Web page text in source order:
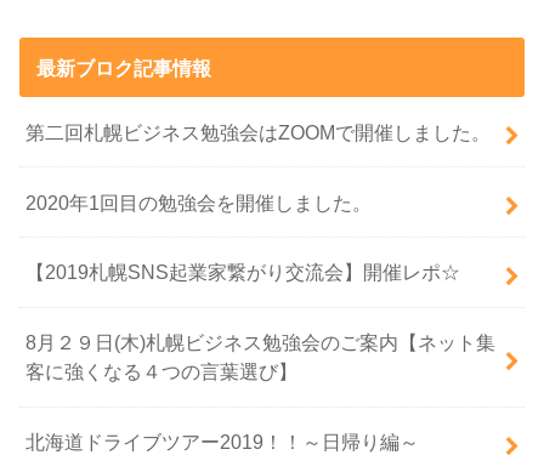
最新ブロク記事情報
第二回札幌ビジネス勉強会はZOOMで開催しました。
2020年1回目の勉強会を開催しました。
【2019札幌SNS起業家繋がり交流会】開催レポ☆
8月２９日(木)札幌ビジネス勉強会のご案内【ネット集
客に強くなる４つの言葉選び】
北海道ドライブツアー2019！！～日帰り編～